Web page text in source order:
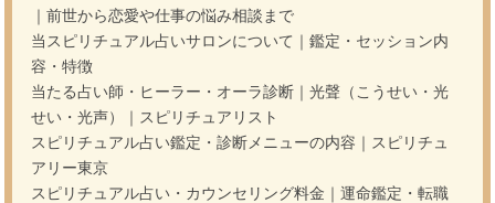
｜前世から恋愛や仕事の悩み相談まで
当スピリチュアル占いサロンについて｜鑑定・セッション内
容・特徴
当たる占い師・ヒーラー・オーラ診断｜光聲（こうせい・光
せい・光声）｜スピリチュアリスト
スピリチュアル占い鑑定・診断メニューの内容｜スピリチュ
アリー東京
スピリチュアル占い・カウンセリング料金｜運命鑑定・転職